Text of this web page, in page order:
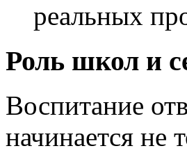
реальных
Роль школ и
Воспитание
начинается не